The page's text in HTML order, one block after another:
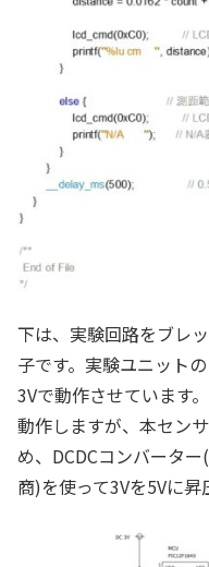
下は、実験回路をブレ
子です。実験ユニット
3Vで動作させています
動作しますが、本セン
め、DCDCコンバータ
商)を使って3Vを5Vに昇